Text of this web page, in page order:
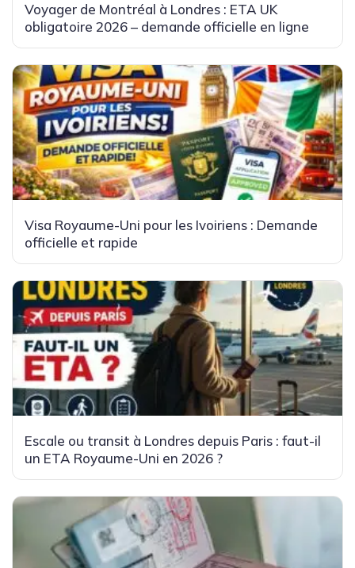
Voyager de Montréal à Londres : ETA UK
obligatoire 2026 – demande officielle en ligne
Visa Royaume-Uni pour les Ivoiriens : Demande
officielle et rapide
Escale ou transit à Londres depuis Paris : faut-il
un ETA Royaume-Uni en 2026 ?